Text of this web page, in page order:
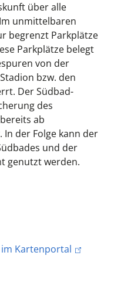
über alle
unmittelbaren
begrenzt Parkplätze
Parkplätze belegt
von der
bzw. den
Der Südbad-
des
ab
der Folge kann der
und der
genutzt werden.
Kartenportal